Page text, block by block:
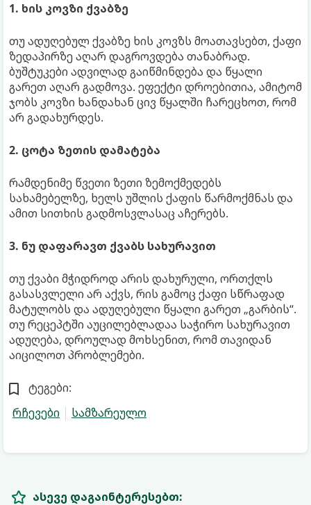
1. ხის კოვზი ქვაბზე
თუ ადუღებულ ქვაბზე ხის კოვზს მოათავსებთ, ქაფი
ზედაპირზე აღარ დაგროვდება თანაბრად.
ბუშტუკები ადვილად გაიწმინდება და წყალი
გარეთ აღარ გადმოვა. ეფექტი დროებითია, ამიტომ
ჯობს კოვზი ხანდახან ცივ წყალში ჩარეცხოთ, რომ
არ გადახურდეს.
2. ცოტა ზეთის დამატება
რამდენიმე წვეთი ზეთი ზემოქმედებს
სახამებელზე, ხელს უშლის ქაფის წარმოქმნას და
ამით სითხის გადმოსვლასაც აჩერებს.
3. ნუ დაფარავთ ქვაბს სახურავით
თუ ქვაბი მჭიდროდ არის დახურული, ორთქლს
გასასვლელი არ აქვს, რის გამოც ქაფი სწრაფად
მატულობს და ადუღებული წყალი გარეთ „გარბის“.
თუ რეცეპტში აუცილებლადაა საჭირო სახურავით
ადუღება, დროულად მოხსენით, რომ თავიდან
აიცილოთ პრობლემები.
ტეგები:
რჩევები
სამზარეულო
ასევე დაგაინტერესებთ: